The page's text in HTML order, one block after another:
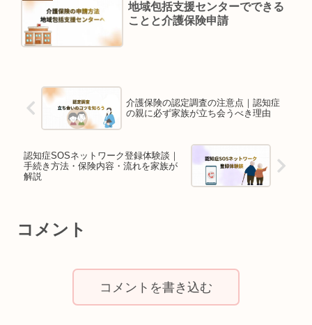
地域包括支援センターでできる
ことと介護保険申請
介護保険の認定調査の注意点｜認知症
の親に必ず家族が立ち会うべき理由
認知症SOSネットワーク登録体験談｜
手続き方法・保険内容・流れを家族が
解説
コメント
コメントを書き込む